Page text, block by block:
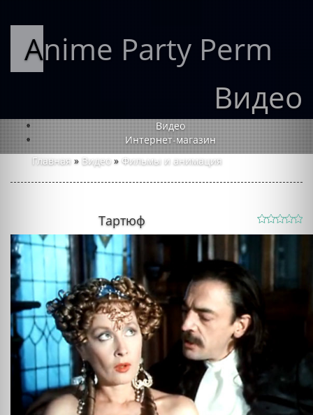
Anime Party Perm
Видео
Видео
Интернет-магазин
Главная » Видео » Фильмы и анимация
Тартюф